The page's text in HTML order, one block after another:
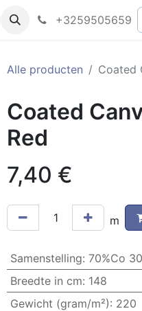
+3259505659
Alle producten Coated
Coated
Red
7,40 €
m
Samenstelling: 70%Co
Breedte in cm: 148
Gewicht (gram/m²): 220